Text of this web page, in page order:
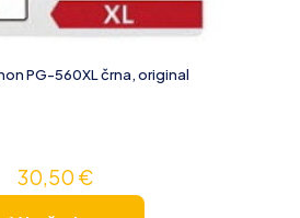
PG-560XL črna, original
30,50 €